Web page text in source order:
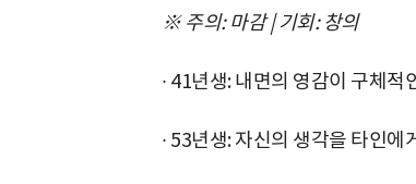
※ 주의: 마감 | 기회: 창의
∙ 41년생: 내면의 영감이 구체적
∙ 53년생: 자신의 생각을 타인